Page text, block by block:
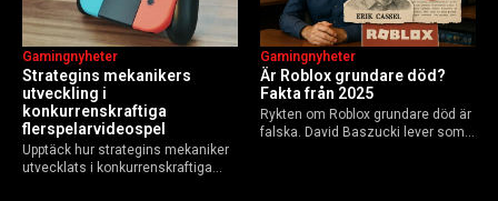
Strategins mekanikers
utveckling i
konkurrenskraftiga
flerspelarvideospel
Gamingnyheter
Upptäck hur strategins mekaniker
utvecklats i konkurrenskraftiga
Är Roblox grundare död?
Fakta från 2025
Gamingnyheter
Rykten om Roblox grundare död är
falska. David Baszucki lever som